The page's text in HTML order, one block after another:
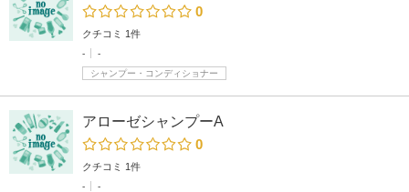
0
クチコミ 1件
-
-
シャンプー・コンディショナー
アローゼシャンプーA
0
クチコミ 1件
-
-